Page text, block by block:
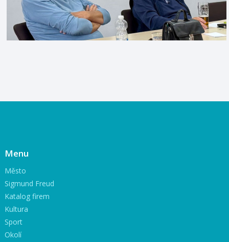
Menu
Město
Sigmund Freud
Katalog firem
Kultura
Sport
Okolí